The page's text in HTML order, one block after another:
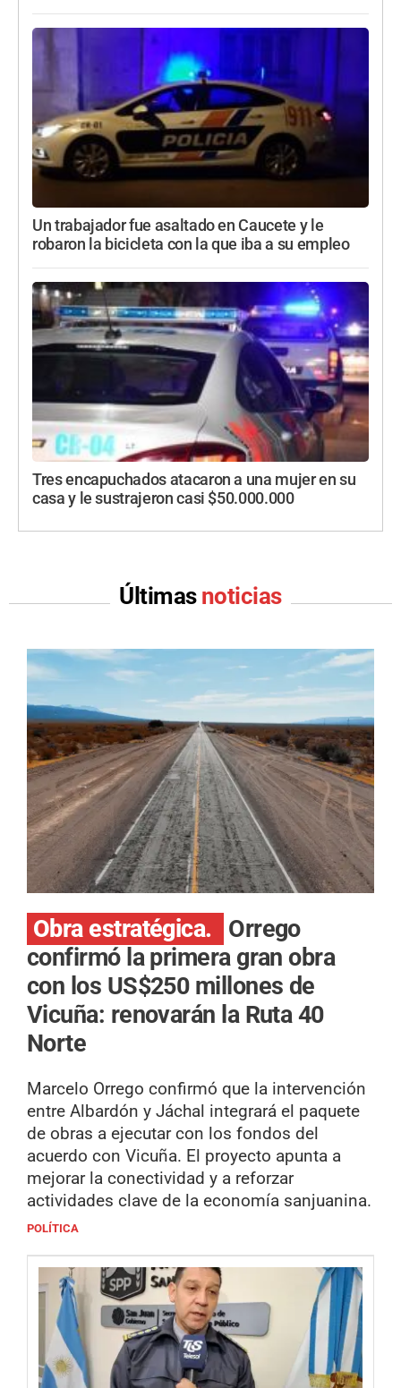
Un trabajador fue asaltado en Caucete y le
robaron la bicicleta con la que iba a su empleo
Tres encapuchados atacaron a una mujer en su
casa y le sustrajeron casi $50.000.000
Últimas noticias
Obra estratégica.
Orrego
confirmó la primera gran obra
con los US$250 millones de
Vicuña: renovarán la Ruta 40
Norte
Marcelo Orrego confirmó que la intervención
entre Albardón y Jáchal integrará el paquete
de obras a ejecutar con los fondos del
acuerdo con Vicuña. El proyecto apunta a
mejorar la conectividad y a reforzar
actividades clave de la economía sanjuanina.
POLÍTICA